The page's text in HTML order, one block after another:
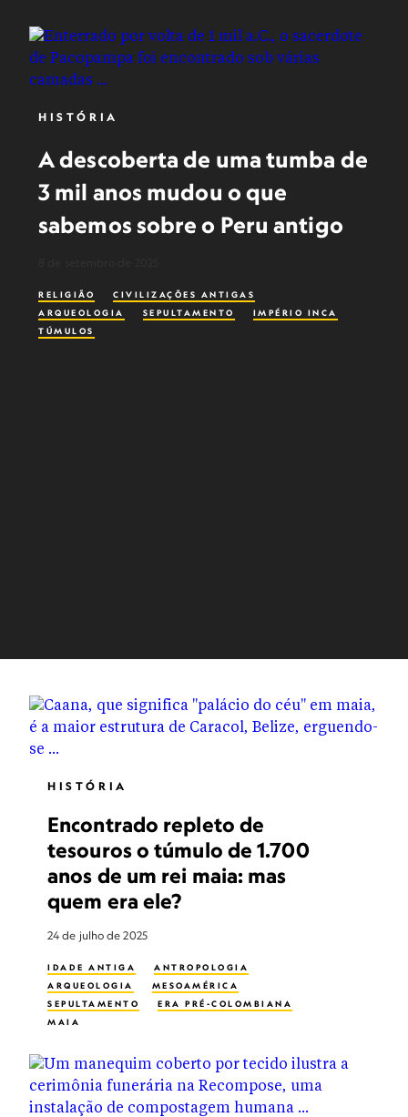
HISTÓRIA
A descoberta de uma tumba de
3 mil anos mudou o que
sabemos sobre o Peru antigo
RELIGIÃO
CIVILIZAÇÕES ANTIGAS
ARQUEOLOGIA
SEPULTAMENTO
IMPÉRIO INCA
TÚMULOS
HISTÓRIA
Encontrado repleto de
tesouros o túmulo de 1.700
anos de um rei maia: mas
quem era ele?
24 de julho de 2025
IDADE ANTIGA
ANTROPOLOGIA
ARQUEOLOGIA
MESOAMÉRICA
SEPULTAMENTO
ERA PRÉ-COLOMBIANA
MAIA